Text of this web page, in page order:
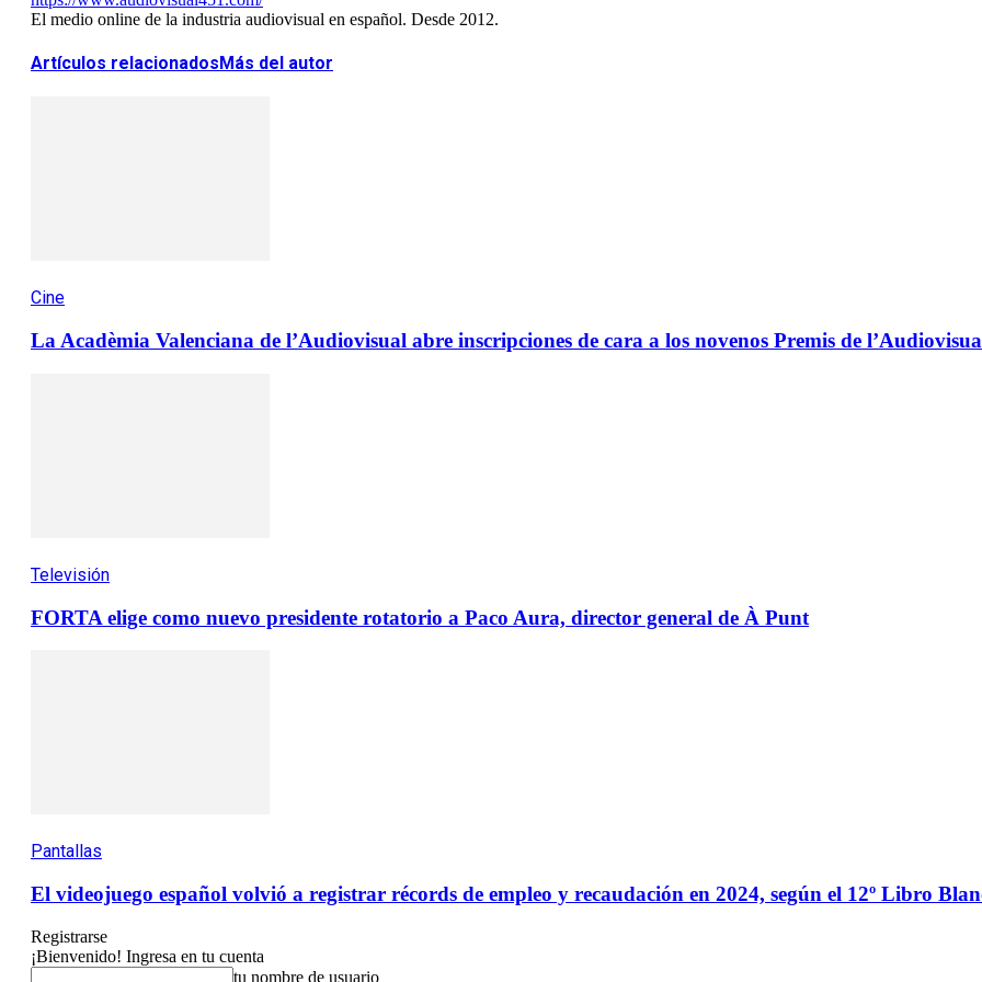
El medio online de la industria audiovisual en español. Desde 2012.
Artículos relacionadosMás del autor
Cine
La Acadèmia Valenciana de l’Audiovisual abre inscripciones de cara a los novenos Premis de
Televisión
FORTA elige como nuevo presidente rotatorio a Paco Aura, director general de À Punt
Pantallas
El videojuego español volvió a registrar récords de empleo y recaudación en 2024, según el 12º Libro
Registrarse
¡Bienvenido! Ingresa en tu cuenta
tu nombre de usuario